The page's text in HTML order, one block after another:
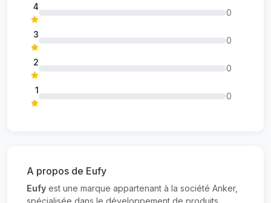
4
0
3
0
2
0
1
0
A propos de Eufy
Eufy est une marque appartenant à la société Anker,